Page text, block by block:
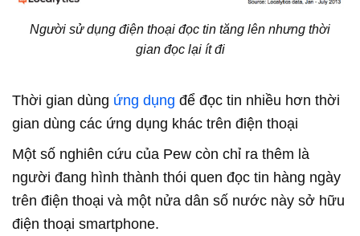
Người sử dụng điện thoại đọc tin tăng lên nhưng thời
gian đọc lại ít đi
Thời gian dùng ứng dụng để đọc tin nhiều hơn thời
gian dùng các ứng dụng khác trên điện thoại
Một số nghiên cứu của Pew còn chỉ ra thêm là
người đang hình thành thói quen đọc tin hàng ngày
trên điện thoại và một nửa dân số nước này sở hữu
điện thoại smartphone.